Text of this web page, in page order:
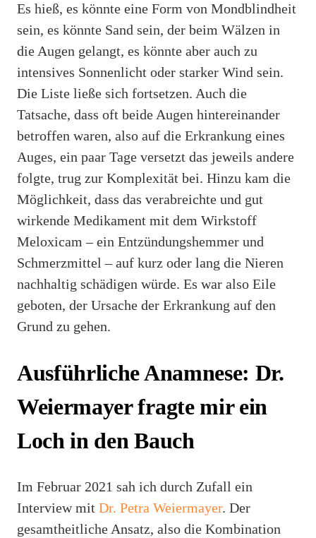
Es hieß, es könnte eine Form von Mondblindheit
sein, es könnte Sand sein, der beim Wälzen in
die Augen gelangt, es könnte aber auch zu
intensives Sonnenlicht oder starker Wind sein.
Die Liste ließe sich fortsetzen. Auch die
Tatsache, dass oft beide Augen hintereinander
betroffen waren, also auf die Erkrankung eines
Auges, ein paar Tage versetzt das jeweils andere
folgte, trug zur Komplexität bei. Hinzu kam die
Möglichkeit, dass das verabreichte und gut
wirkende Medikament mit dem Wirkstoff
Meloxicam – ein Entzündungshemmer und
Schmerzmittel – auf kurz oder lang die Nieren
nachhaltig schädigen würde. Es war also Eile
geboten, der Ursache der Erkrankung auf den
Grund zu gehen.
Ausführliche Anamnese: Dr.
Weiermayer fragte mir ein
Loch in den Bauch
Im Februar 2021 sah ich durch Zufall ein
Interview mit Dr. Petra Weiermayer. Der
gesamtheitliche Ansatz, also die Kombination